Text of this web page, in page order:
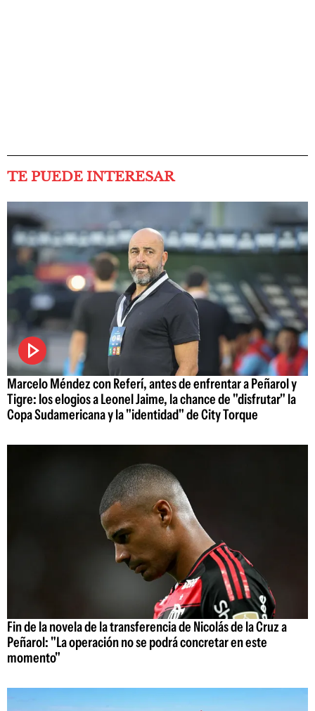
TE PUEDE INTERESAR
Marcelo Méndez con Referí, antes de enfrentar a Peñarol y
Tigre: los elogios a Leonel Jaime, la chance de "disfrutar" la
Copa Sudamericana y la "identidad" de City Torque
Fin de la novela de la transferencia de Nicolás de la Cruz a
Peñarol: "La operación no se podrá concretar en este
momento"